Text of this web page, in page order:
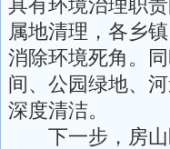
具有环境治理职
属地清理，各乡
消除环境死角。
间、公园绿地、
深度清洁。
下一步，房山